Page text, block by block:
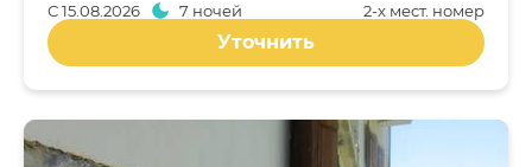
2-x мест. номер
С15.08.2026 7 ночей
Уточнить